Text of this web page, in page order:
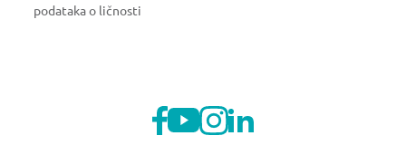
podataka o ličnosti